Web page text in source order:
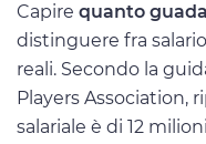
Capire quanto
distinguere fra
reali. Secondo la
Players Association,
salariale è di 12